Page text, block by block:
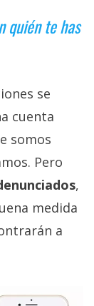
quién te has
se
cuenta
somos
Pero
,
medida
a